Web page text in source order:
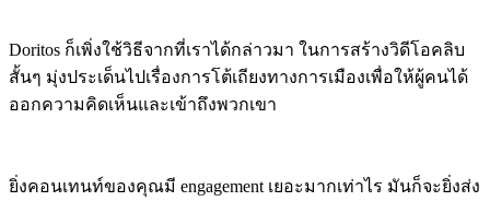
Doritos ก็เพิ่งใช้วิธีจากที่เราได้กล่าวมา ในการสร้างวิดีโอคลิบ
สั้นๆ มุ่งประเด็นไปเรื่องการโต้เถียงทางการเมืองเพื่อให้ผู้คนได้
ออกความคิดเห็นและเข้าถึงพวกเขา
ยิ่งคอนเทนท์ของคุณมี engagement เยอะมากเท่าไร มันก็จะยิ่งส่ง